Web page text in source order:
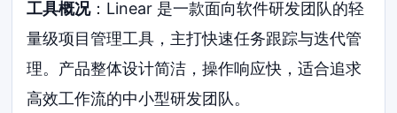
工具概况：Linear 是一款面向软件研发团队的轻
量级项目管理工具，主打快速任务跟踪与迭代管
理。产品整体设计简洁，操作响应快，适合追求
高效工作流的中小型研发团队。